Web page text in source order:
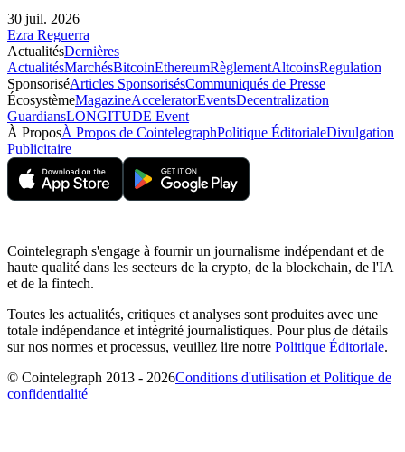
30 juil. 2026
Ezra Reguerra
ActualitésDernières
ActualitésMarchésBitcoinEthereumRèglementAltcoinsRegulation
SponsoriséArticles SponsorisésCommuniqués de Presse
ÉcosystèmeMagazineAcceleratorEventsDecentralization
GuardiansLONGITUDE Event
À ProposÀ Propos de CointelegraphPolitique ÉditorialeDivulgation
Publicitaire
Cointelegraph s'engage à fournir un journalisme indépendant et de
haute qualité dans les secteurs de la crypto, de la blockchain, de l'IA
et de la fintech.
Toutes les actualités, critiques et analyses sont produites avec une
totale indépendance et intégrité journalistiques. Pour plus de détails
sur nos normes et processus, veuillez lire notre Politique Éditoriale.
© Cointelegraph 2013 - 2026Conditions d'utilisation et Politique de
confidentialité